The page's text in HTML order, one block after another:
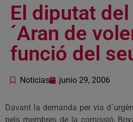
El diputat
´Aran de
funció del
Noticias junio 29, 2006
Davant la demanda per via
pels membres de la comissió,